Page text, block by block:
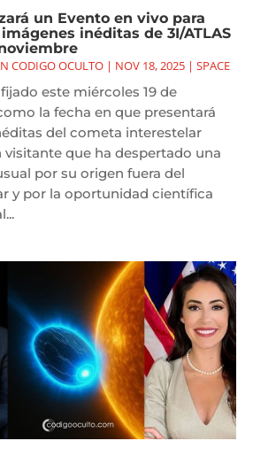
un Evento en vivo para
inéditas de 3I/ATLAS
CODIGO OCULTO| NOV 18, 2025| SPACE
este miércoles 19 de
la fecha en que presentará
del cometa interestelar
visitante que ha despertado una
por su origen fuera del
y por la oportunidad científica